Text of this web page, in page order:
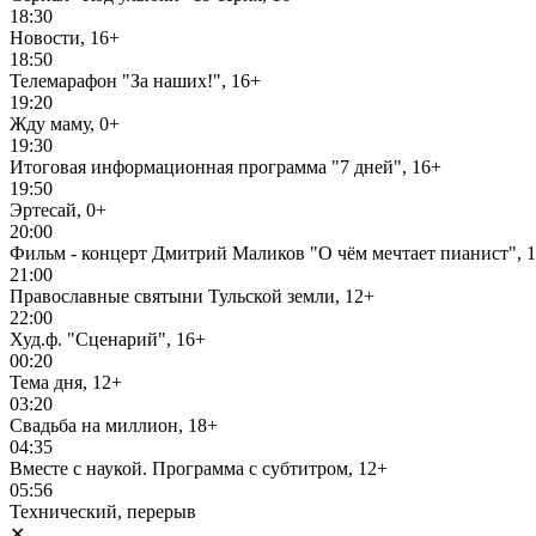
18:30
Новости, 16+
18:50
Телемарафон "За наших!", 16+
19:20
Жду маму, 0+
19:30
Итоговая информационная программа "7 дней", 16+
19:50
Эртесай, 0+
20:00
Фильм - концерт Дмитрий Маликов "О чём мечтает пианист",
21:00
Православные святыни Тульской земли, 12+
22:00
Худ.ф. "Сценарий", 16+
00:20
Тема дня, 12+
03:20
Свадьба на миллион, 18+
04:35
Вместе с наукой. Программа с субтитром, 12+
05:56
Технический, перерыв